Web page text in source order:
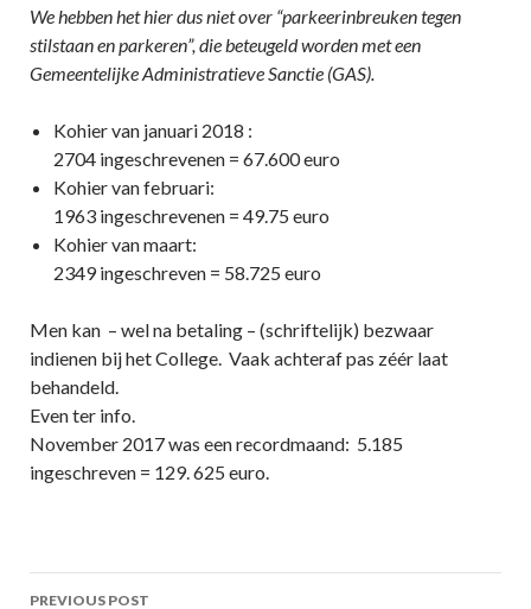
We hebben het hier dus niet over “parkeerinbreuken tegen
stilstaan en parkeren”, die beteugeld worden met een
Gemeentelijke Administratieve Sanctie (GAS).
Kohier van januari 2018 :
2704 ingeschrevenen = 67.600 euro
Kohier van februari:
1963 ingeschrevenen = 49.75 euro
Kohier van maart:
2349 ingeschreven = 58.725 euro
Men kan – wel na betaling – (schriftelijk) bezwaar
indienen bij het College. Vaak achteraf pas zéér laat
behandeld.
Even ter info.
November 2017 was een recordmaand: 5.185
ingeschreven = 129. 625 euro.
Post
PREVIOUS POST